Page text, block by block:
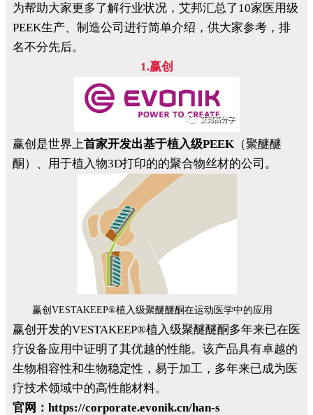
为帮助大家更多了解行业状况，艾邦汇总了10家医用级
PEEK生产、制造公司进行简单介绍，供大家参考，排
名不分先后。
1.赢创
赢创是世界上首家开发出基于植入级PEEK （聚醚醚
酮）、用于植入物3D打印的的聚合物丝材的公司。
赢创VESTAKEEP®植入级聚醚醚酮在运动医学中的应用
赢创开发的VESTAKEEP®植入级聚醚醚酮多年来已在医
疗设备应用中证明了其优越的性能。该产品具有卓越的
生物相容性和生物稳定性，易于加工，多年来已成为医
疗技术领域中的高性能材料。
官网：https://corporate.evonik.cn/han-s